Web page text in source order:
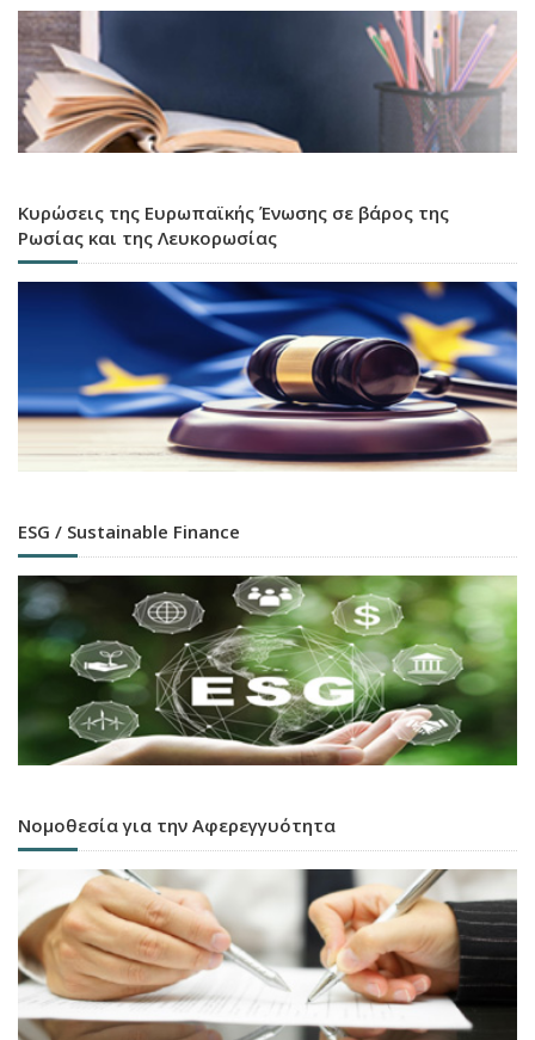
Κυρώσεις της Ευρωπαϊκής Ένωσης σε βάρος της
Ρωσίας και της Λευκορωσίας
ESG / Sustainable Finance
Νομοθεσία για την Αφερεγγυότητα